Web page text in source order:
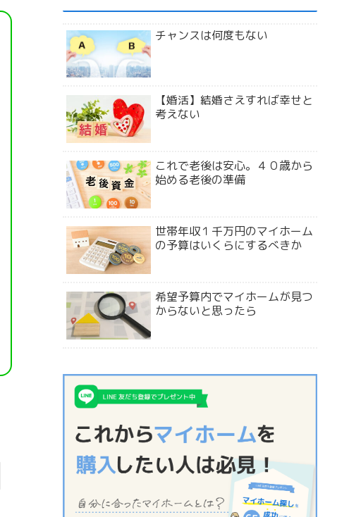
チャンスは何度もない
【婚活】結婚さえすれば幸せと
考えない
これで老後は安心。４０歳から
始める老後の準備
世帯年収１千万円のマイホーム
の予算はいくらにするべきか
希望予算内でマイホームが見つ
からないと思ったら